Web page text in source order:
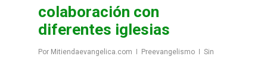
colaboración con
diferentes iglesias
Por Mitiendaevangelica.com Preevangelismo Sin